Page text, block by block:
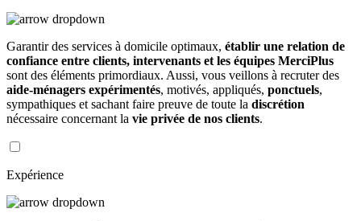
Garantir des services à domicile optimaux, établir une relation de
confiance entre clients, intervenants et les équipes MerciPlus
sont des éléments primordiaux. Aussi, vous veillons à recruter des
aide-ménagers expérimentés, motivés, appliqués, ponctuels,
sympathiques et sachant faire preuve de toute la discrétion
nécessaire concernant la vie privée de nos clients.
Expérience